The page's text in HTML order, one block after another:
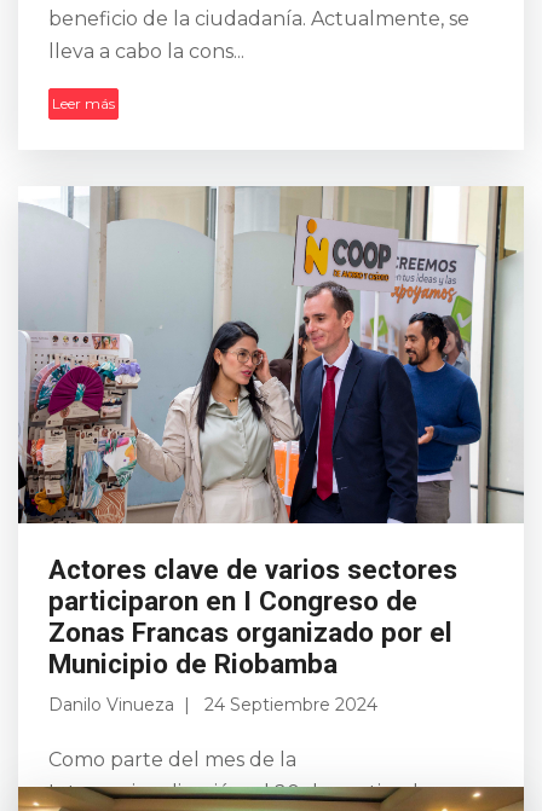
beneficio de la ciudadanía. Actualmente, se
lleva a cabo la cons...
Leer más
Actores clave de varios sectores
participaron en I Congreso de
Zonas Francas organizado por el
Municipio de Riobamba
Danilo Vinueza 24 Septiembre 2024
Como parte del mes de la
Internacionalización, el 20 de septiembre, en